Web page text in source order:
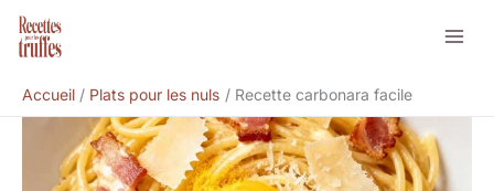
Aller
Accueil
Plats pour les nuls Recette carbonara facile
Rechercher